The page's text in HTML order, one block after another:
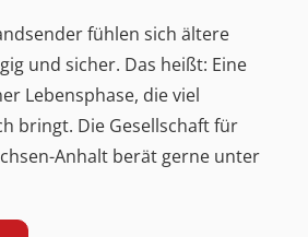
fühlen sich ältere
und sicher. Das heißt: Eine
Lebensphase, die viel
bringt. Die Gesellschaft für
Anhalt berät gerne unter